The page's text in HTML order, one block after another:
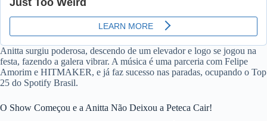
Anitta surgiu poderosa, descendo de um elevador e logo se jogou na
festa, fazendo a galera vibrar. A música é uma parceria com Felipe
Amorim e HITMAKER, e já faz sucesso nas paradas, ocupando o Top
25 do Spotify Brasil.
O Show Começou e a Anitta Não Deixou a Peteca Cair!